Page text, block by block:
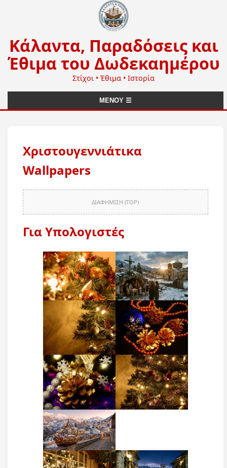
Κάλαντα, Παραδόσεις και
Έθιμα του Δωδεκαημέρου
Στίχοι • Έθιμα • Ιστορία
ΜΕΝΟΥ ☰
Χριστουγεννιάτικα
Wallpapers
ΔΙΑΦΗΜΙΣΗ (TOP)
Για Υπολογιστές